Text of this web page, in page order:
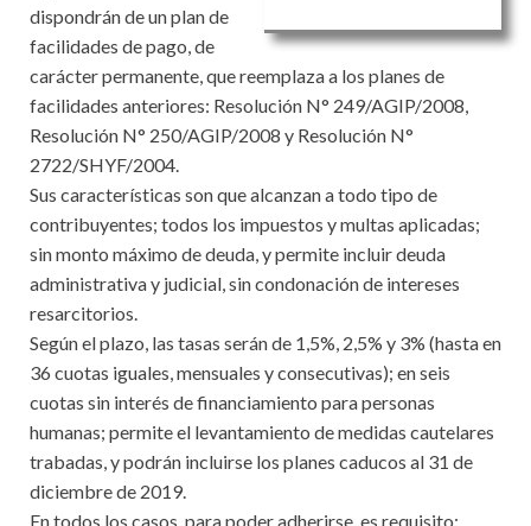
dispondrán de un plan de
facilidades de pago, de
carácter permanente, que reemplaza a los planes de
facilidades anteriores: Resolución N° 249/AGIP/2008,
Resolución N° 250/AGIP/2008 y Resolución N°
2722/SHYF/2004.
Sus características son que alcanzan a todo tipo de
contribuyentes; todos los impuestos y multas aplicadas;
sin monto máximo de deuda, y permite incluir deuda
administrativa y judicial, sin condonación de intereses
resarcitorios.
Según el plazo, las tasas serán de 1,5%, 2,5% y 3% (hasta en
36 cuotas iguales, mensuales y consecutivas); en seis
cuotas sin interés de financiamiento para personas
humanas; permite el levantamiento de medidas cautelares
trabadas, y podrán incluirse los planes caducos al 31 de
diciembre de 2019.
En todos los casos, para poder adherirse, es requisito: